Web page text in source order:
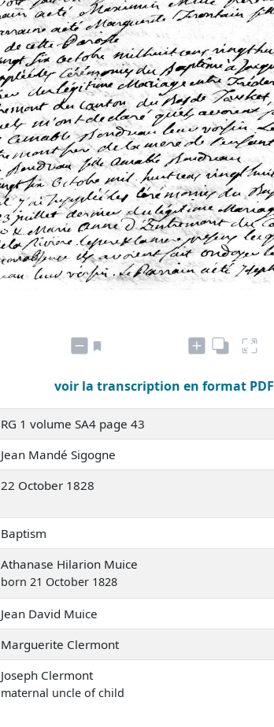
voir la transcription en format PDF
RG 1 volume SA4 page 43
Jean Mandé Sigogne
22 October 1828
Baptism
Athanase Hilarion Muice
born 21 October 1828
Jean David Muice
Marguerite Clermont
Joseph Clermont
maternal uncle of child